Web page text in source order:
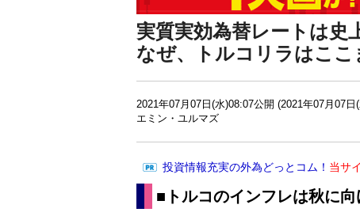
実質実効為替レートは史
なぜ、トルコリラはここ
2021年07月07日(水)08:07公開 (2021年07月07日
エミン・ユルマズ
投資情報充実の外為どっとコム！ 当サ
■トルコのインフレは秋に